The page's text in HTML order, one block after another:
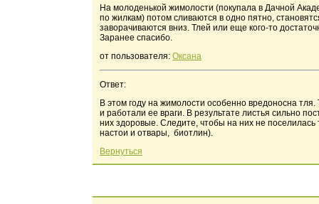
На молоденькой жимолости (покупала в Дачной
по жилкам) потом сливаются в одно пятно,
заворачиваются вниз. Тлей или еще кого-то
Заранее спасибо.
от пользователя: Оксана
Ответ:
В этом году на жимолости особенно вредоносна
и работали ее враги. В результате листья сильно
них здоровые. Следите, чтобы на них не
настои и отвары, биотлин).
Вернуться